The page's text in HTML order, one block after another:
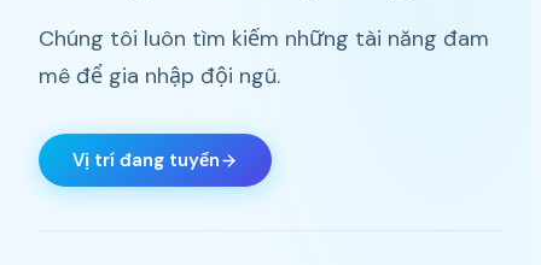
Chúng tôi luôn tìm kiếm những tài năng đam
mê để gia nhập đội ngũ.
Vị trí đang tuyển